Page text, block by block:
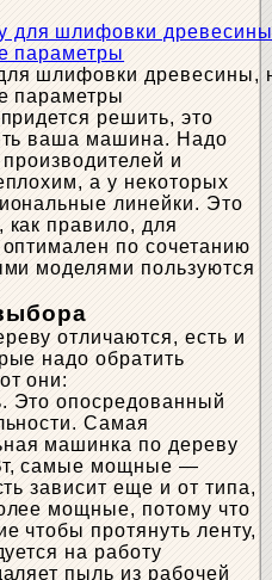
шлифовки древесины,
параметры
решить, это
ваша машина. Надо
и
а у некоторых
линейки. Это
правило, для
по сочетанию
моделями пользуются
отличаются, есть и
надо обратить
они:
Это опосредованный
Самая
машинка по дереву
самые мощные —
зависит еще и от типа,
мощные, потому что
чтобы протянуть ленту,
на работу
пыль из рабочей